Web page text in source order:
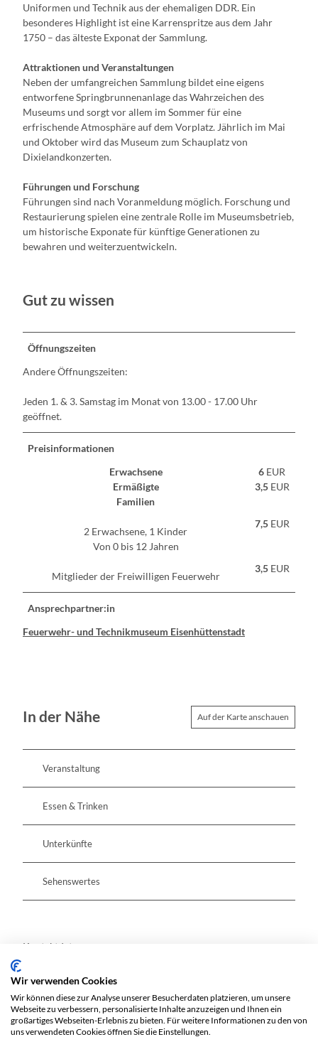
Uniformen und Technik aus der ehemaligen DDR. Ein
besonderes Highlight ist eine Karrenspritze aus dem Jahr
1750 – das älteste Exponat der Sammlung.
Attraktionen und Veranstaltungen
Neben der umfangreichen Sammlung bildet eine eigens
entworfene Springbrunnenanlage das Wahrzeichen des
Museums und sorgt vor allem im Sommer für eine
erfrischende Atmosphäre auf dem Vorplatz. Jährlich im Mai
und Oktober wird das Museum zum Schauplatz von
Dixielandkonzerten.
Führungen und Forschung
Führungen sind nach Voranmeldung möglich. Forschung und
Restaurierung spielen eine zentrale Rolle im Museumsbetrieb,
um historische Exponate für künftige Generationen zu
bewahren und weiterzuentwickeln.
Gut zu wissen
Öffnungszeiten
Andere Öffnungszeiten:
Jeden 1. & 3. Samstag im Monat von 13.00 - 17.00 Uhr
geöffnet.
Preisinformationen
Erwachsene
6 EUR
Ermäßigte
3,5EUR
Familien
2 Erwachsene, 1 Kinder
Von 0 bis 12 Jahren
7,5EUR
Mitglieder der Freiwilligen Feuerwehr
3,5EUR
Ansprechpartner:in
Feuerwehr- und Technikmuseum Eisenhüttenstadt
In der Nähe Auf der Karte anschauen
Veranstaltung
Essen & Trinken
Unterkünfte
Sehenswertes
Kontaktdaten
Heinrich-Pritzsche-Straße 26
15890Eisenhüttenstadt
Website
Wir verwenden Cookies
Wir können diese zur Analyse unserer Besucherdaten platzieren, um unsere
Webseite zu verbessern, personalisierte Inhalte anzuzeigen und Ihnen ein
großartiges Webseiten-Erlebnis zu bieten. Für weitere Informationen zu den von
uns verwendeten Cookies öffnen Sie die Einstellungen.